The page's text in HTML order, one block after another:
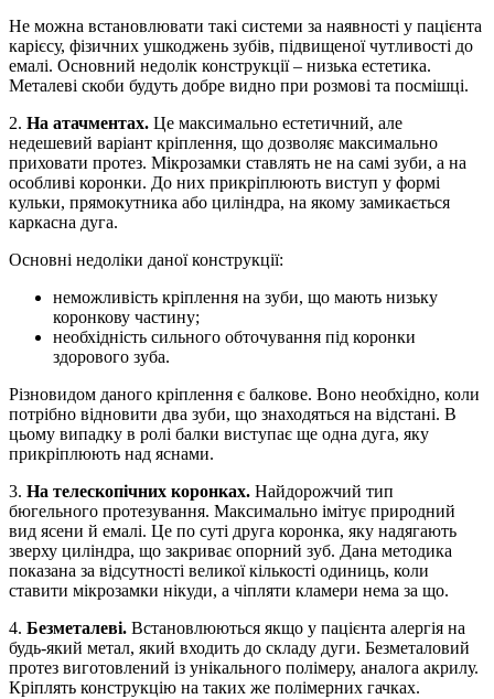
Не можна встановлювати такі системи за наявності у пацієнта
карієсу, фізичних ушкоджень зубів, підвищеної чутливості до
емалі. Основний недолік конструкції – низька естетика.
Металеві скоби будуть добре видно при розмові та посмішці.
2. На атачментах. Це максимально естетичний, але
недешевий варіант кріплення, що дозволяє максимально
приховати протез. Мікрозамки ставлять не на самі зуби, а на
особливі коронки. До них прикріплюють виступ у формі
кульки, прямокутника або циліндра, на якому замикається
каркасна дуга.
Основні недоліки даної конструкції:
неможливість кріплення на зуби, що мають низьку
коронкову частину;
необхідність сильного обточування під коронки
здорового зуба.
Різновидом даного кріплення є балкове. Воно необхідно, коли
потрібно відновити два зуби, що знаходяться на відстані. В
цьому випадку в ролі балки виступає ще одна дуга, яку
прикріплюють над яснами.
3. На телескопічних коронках. Найдорожчий тип
бюгельного протезування. Максимально імітує природний
вид ясени й емалі. Це по суті друга коронка, яку надягають
зверху циліндра, що закриває опорний зуб. Дана методика
показана за відсутності великої кількості одиниць, коли
ставити мікрозамки нікуди, а чіпляти кламери нема за що.
4. Безметалеві. Встановлюються якщо у пацієнта алергія на
будь-який метал, який входить до складу дуги. Безметаловий
протез виготовлений із унікального полімеру, аналога акрилу.
Кріплять конструкцію на таких же полімерних гачках.